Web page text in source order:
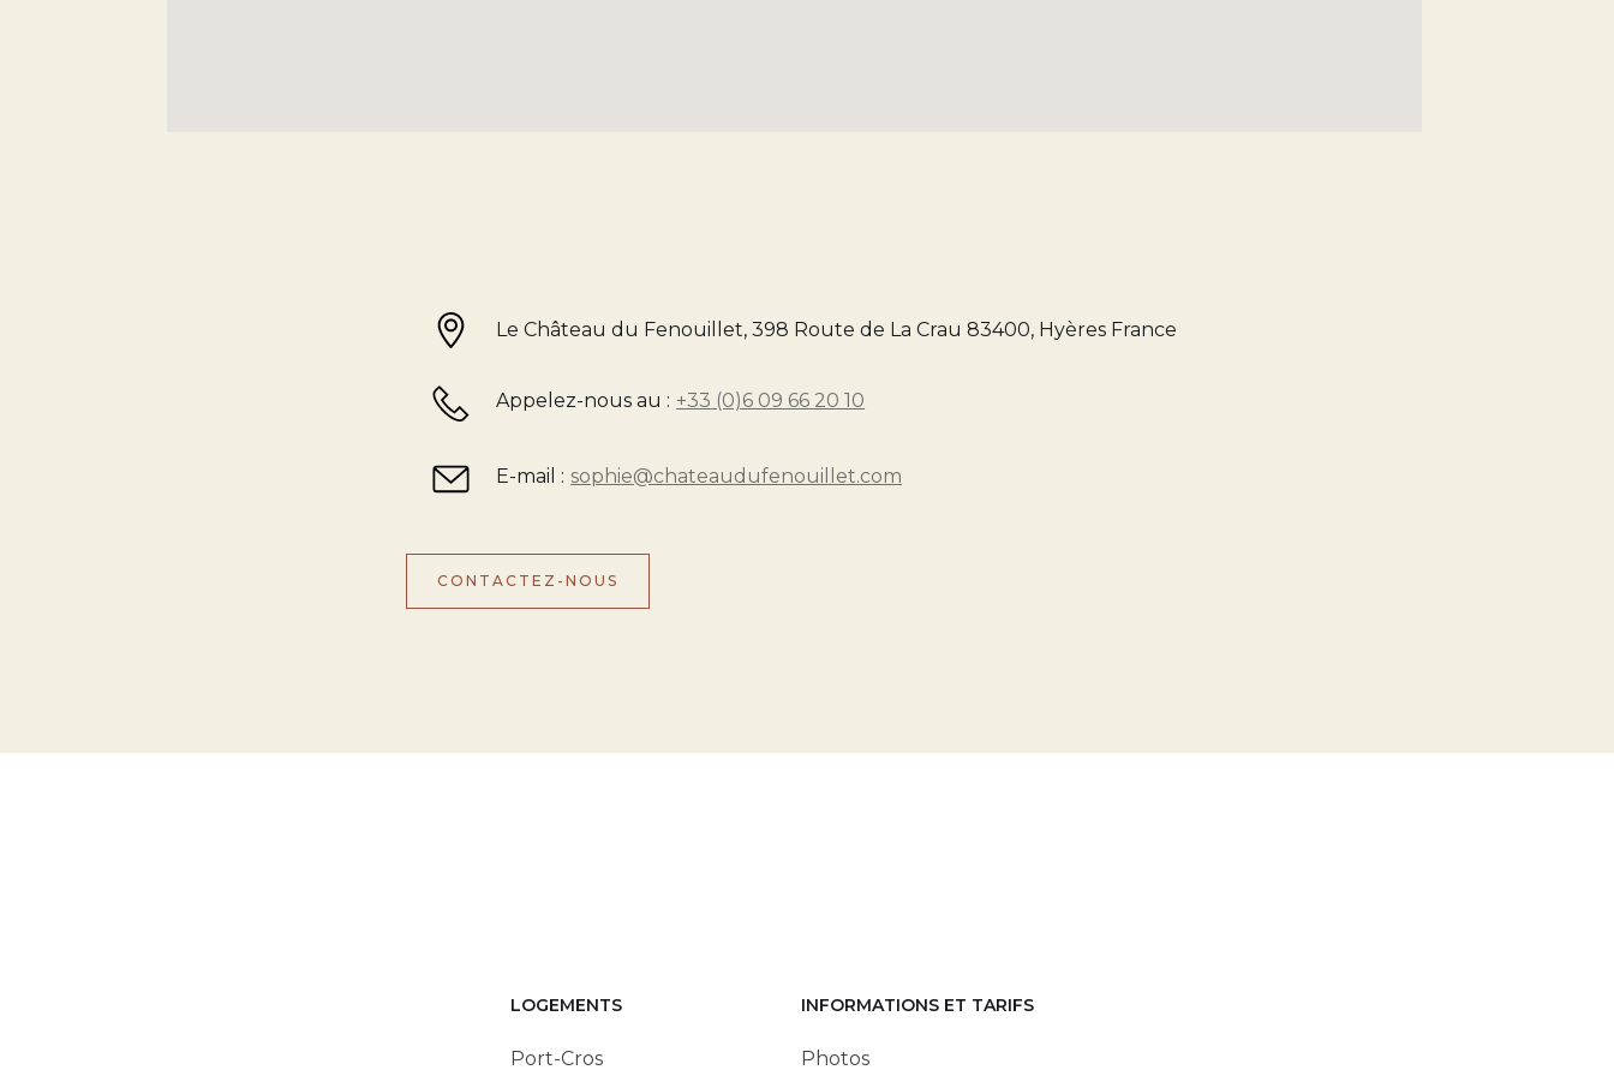
Le Château du Fenouillet, 398 Route de La Crau 83400, Hyères France
Appelez-nous au : +33 (0)6 09 66 20 10
E-mail : sophie@chateaudufenouillet.com
CONTACTEZ-NOUS
LOGEMENTS
Port-Cros
INFORMATIONS ET TARIFS
Photos